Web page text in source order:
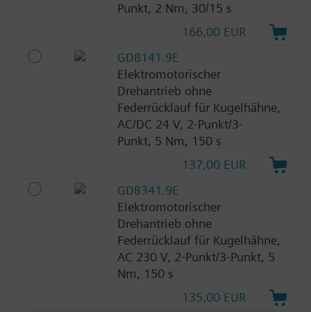
Punkt, 2 Nm, 30/15 s
166,00 EUR
GDB141.9E
Elektromotorischer
Drehantrieb ohne
Federrücklauf für Kugelhähne,
AC/DC 24 V, 2-Punkt/3-
Punkt, 5 Nm, 150 s
137,00 EUR
GDB341.9E
Elektromotorischer
Drehantrieb ohne
Federrücklauf für Kugelhähne,
AC 230 V, 2-Punkt/3-Punkt, 5
Nm, 150 s
135,00 EUR